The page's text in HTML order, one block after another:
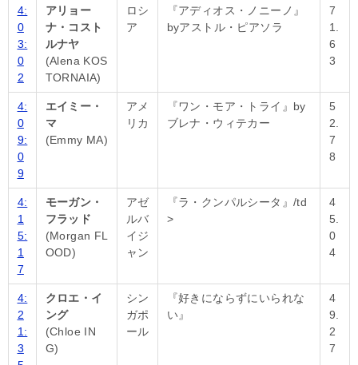
4:
0
3:
0
2
アリョー
ナ・コスト
ルナヤ
(Alena KOS
TORNAIA)
ロシ
ア
『アディオス・ノニーノ』
byアストル・ピアソラ
7
1.
6
3
4:
0
9:
0
9
エイミー・
マ
(Emmy MA)
アメ
リカ
『ワン・モア・トライ』by
ブレナ・ウィテカー
5
2.
7
8
4:
1
5:
1
7
モーガン・
フラッド
(Morgan FL
OOD)
アゼ
ルバ
イジ
ャン
『ラ・クンパルシータ』/td
>
4
5.
0
4
4:
2
1:
3
クロエ・イ
ング
(Chloe IN
G)
シン
ガポ
ール
『好きにならずにいられな
い』
4
9.
2
7